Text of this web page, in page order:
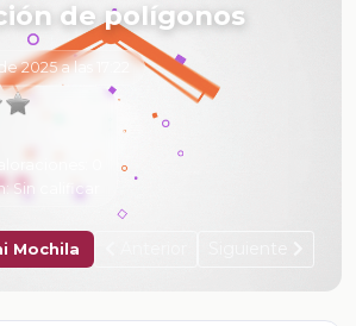
de polígonos
2025 a las 17:22
Sin calificar
Mochila